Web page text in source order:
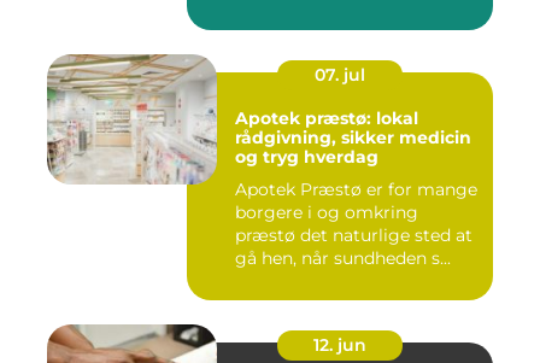
07. jul
Apotek præstø: lokal
rådgivning, sikker medicin
og tryg hverdag
Apotek Præstø er for mange
borgere i og omkring
præstø det naturlige sted at
gå hen, når sundheden s...
12. jun